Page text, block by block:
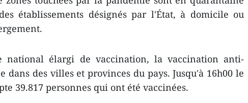
établissements désignés par l'État, à domicile ou
national élargi de vaccination, la vaccination anti-
dans des villes et provinces du pays. Jusqu'à 16h00 le
39.817 personnes qui ont été vaccinées.